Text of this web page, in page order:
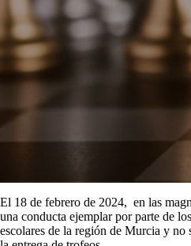
El 18 de febrero de 2024, en las
una conducta ejemplar por parte de
escolares de la región de Murcia y